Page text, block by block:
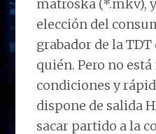
matroska (*.mkv),
elección del
grabador de la
quién. Pero no
condiciones y
dispone de salida
sacar partido a la